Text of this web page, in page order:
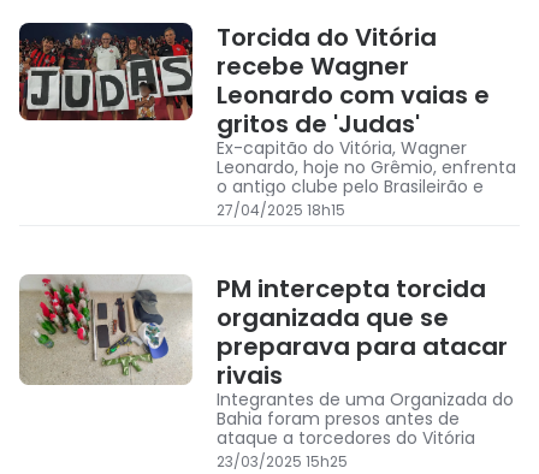
Torcida do Vitória
recebe Wagner
Leonardo com vaias e
gritos de 'Judas'
Ex-capitão do Vitória, Wagner
Leonardo, hoje no Grêmio, enfrenta
o antigo clube pelo Brasileirão e
27/04/2025 18h15
PM intercepta torcida
organizada que se
preparava para atacar
rivais
Integrantes de uma Organizada do
Bahia foram presos antes de
ataque a torcedores do Vitória
23/03/2025 15h25